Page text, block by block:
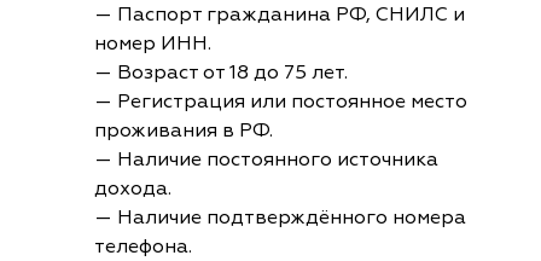
— Паспорт гражданина РФ, СНИЛС и
номер ИНН.
— Возраст от 18 до 75 лет.
— Регистрация или постоянное место
проживания в РФ.
— Наличие постоянного источника
дохода.
— Наличие подтверждённого номера
телефона.